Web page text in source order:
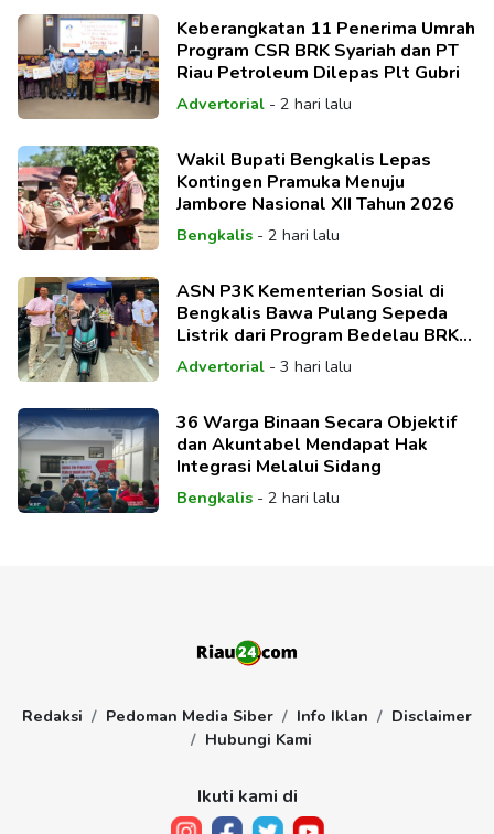
Keberangkatan 11 Penerima Umrah
Program CSR BRK Syariah dan PT
Riau Petroleum Dilepas Plt Gubri
Advertorial- 2 hari lalu
Wakil Bupati Bengkalis Lepas
Kontingen Pramuka Menuju
Jambore Nasional XII Tahun 2026
Bengkalis- 2 hari lalu
ASN P3K Kementerian Sosial di
Bengkalis Bawa Pulang Sepeda
Listrik dari Program Bedelau BRK
Syariah
Advertorial- 3 hari lalu
36 Warga Binaan Secara Objektif
dan Akuntabel Mendapat Hak
Integrasi Melalui Sidang
Bengkalis- 2 hari lalu
Redaksi Pedoman Media Siber Info Iklan
Disclaimer
Hubungi Kami
Ikuti kami di